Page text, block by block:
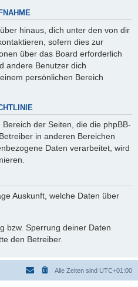
hinaus, dich unter den von dir
sofern dies zur
über das Board erforderlich
andere Benutzer dich
persönlichen Bereich
der Seiten, die die phpBB-
in anderen Bereichen
Daten verarbeitet, wird
Auskunft, welche Daten über
bzw. Sperrung deiner Daten
den Betreiber.
Alle Zeiten sind UTC+01:00